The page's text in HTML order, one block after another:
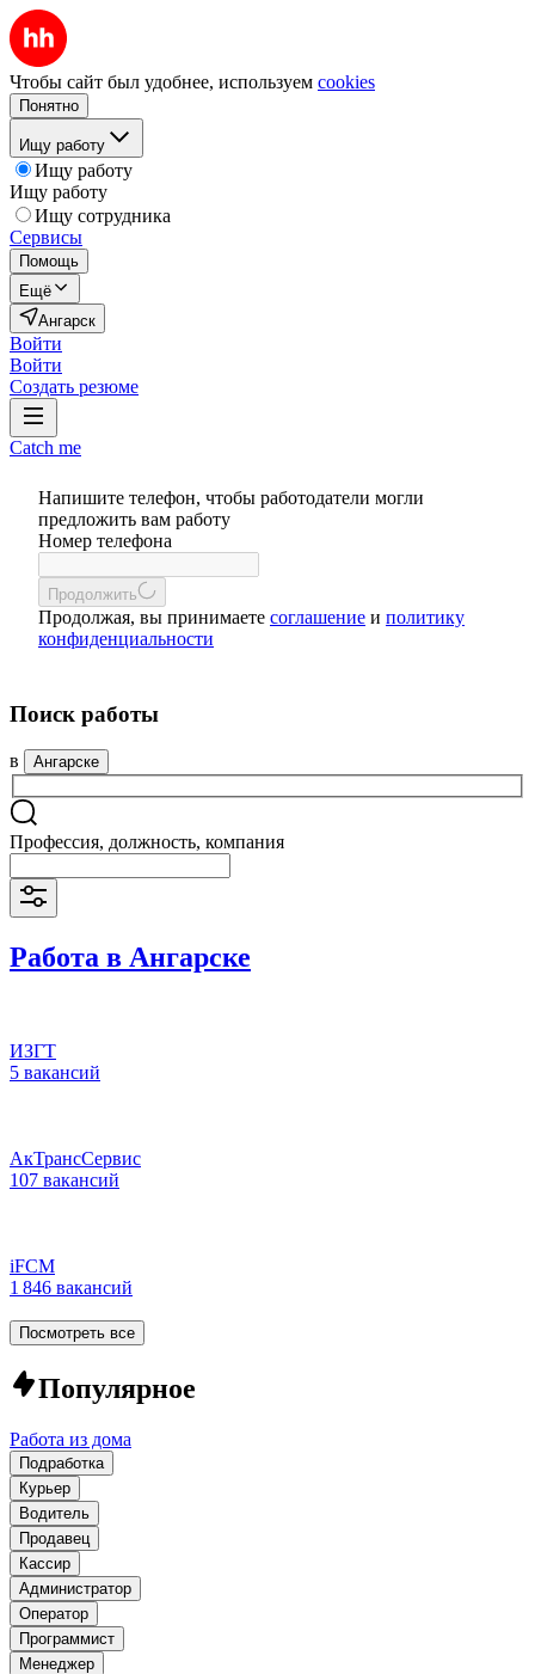
Чтобы сайт был удобнее, используем cookies
Понятно
Ищу работу
Ищу работу
Ищу работу
Ищу сотрудника
Сервисы
Помощь
Ещё
Ангарск
Войти
Войти
Создать резюме
Catch me
Напишите телефон, чтобы работодатели могли
предложить вам работу
Номер телефона
Продолжить
Продолжая, вы принимаете соглашение и политику
конфиденциальности
Поиск работы
в Ангарске
Профессия, должность, компания
Работа в Ангарске
ИЗГТ
5 вакансий
АкТрансСервис
107 вакансий
iFCM
1 846 вакансий
Посмотреть все
Популярное
Работа из дома
Подработка
Курьер
Водитель
Продавец
Кассир
Администратор
Оператор
Программист
Менеджер